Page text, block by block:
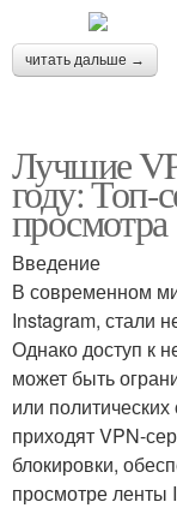
читать дальше →
Лучшие
году: Топ-
просмотра
Введение
В современном
Instagram, стали
Однако доступ к
может быть
или
приходят VPN-
блокировки,
просмотре ленты